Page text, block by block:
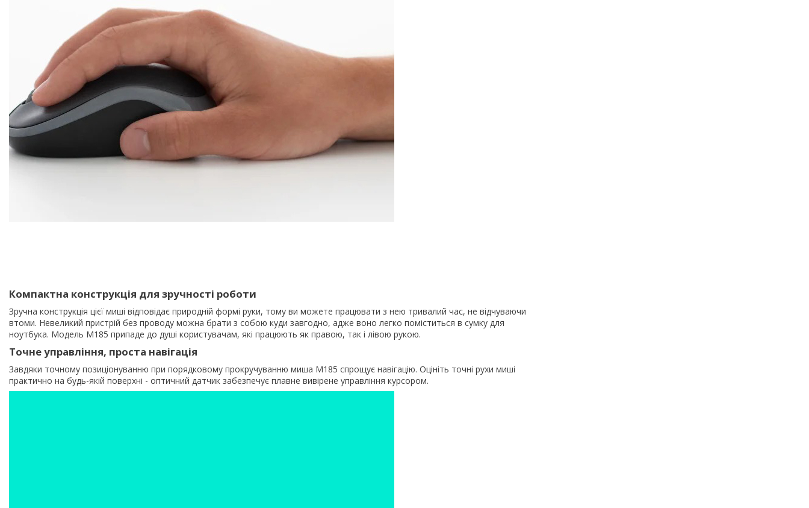
Компактна конструкція для зручності роботи
Зручна конструкція цієї миші відповідає природній формі руки, тому ви можете працювати з нею тривалий час, не відчуваючи
втоми. Невеликий пристрій без проводу можна брати з собою куди завгодно, адже воно легко поміститься в сумку для
ноутбука. Модель M185 припаде до душі користувачам, які працюють як правою, так і лівою рукою.
Точне управління, проста навігація
Завдяки точному позиціонуванню при порядковому прокручуванню миша M185 спрощує навігацію. Оцініть точні рухи миші
практично на будь-якій поверхні - оптичний датчик забезпечує плавне вивірене управління курсором.